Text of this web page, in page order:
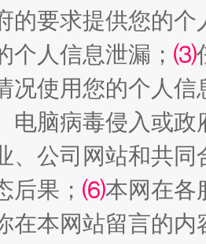
了！等你上场
的要求提供您的个
个人信息泄漏； ⑶
况使用您的个人
电脑病毒侵入或
、公司网站和共
后果； ⑹本网在各
在本网站留言的内